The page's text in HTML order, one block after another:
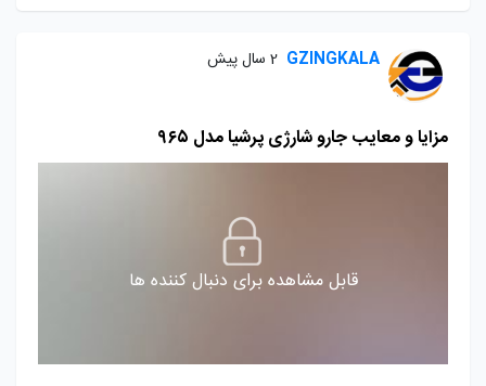
GZINGKALA 2 سال پیش
مزایا و معایب جارو شارژی پرشیا مدل ۹۶۵
قابل مشاهده برای دنبال کننده ها